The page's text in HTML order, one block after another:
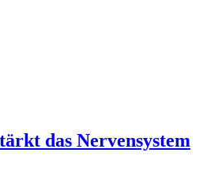
das Nervensystem